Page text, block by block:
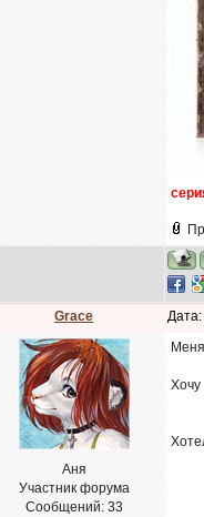
Grace
Аня
Участник форума
Сообщений: 33
Хочу